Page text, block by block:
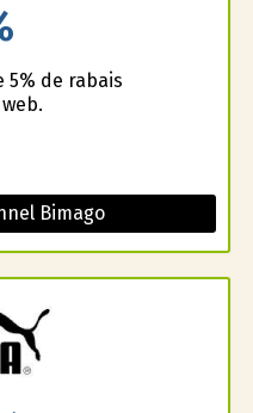
5% de rabais
Bimago